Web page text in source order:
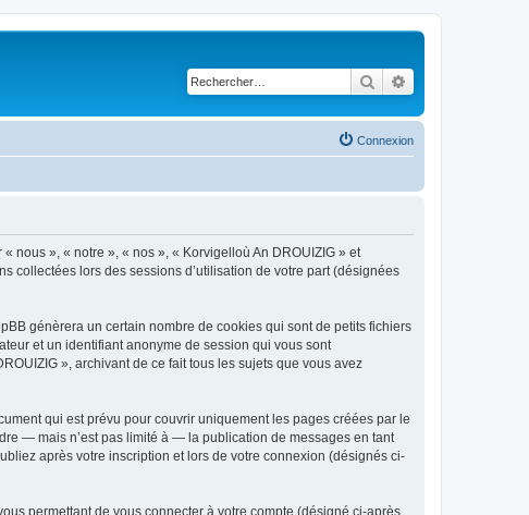
Rechercher
Connexion
nous », « notre », « nos », « Korvigelloù An DROUIZIG » et
collectées lors des sessions d’utilisation de votre part (désignées
génèrera un certain nombre de cookies qui sont de petits fichiers
et un identifiant anonyme de session qui vous sont
», archivant de ce fait tous les sujets que vous avez
qui est prévu pour couvrir uniquement les pages créées par le
— mais n’est pas limité à — la publication de messages en tant
après votre inscription et lors de votre connexion (désignés ci-
permettant de vous connecter à votre compte (désigné ci-après